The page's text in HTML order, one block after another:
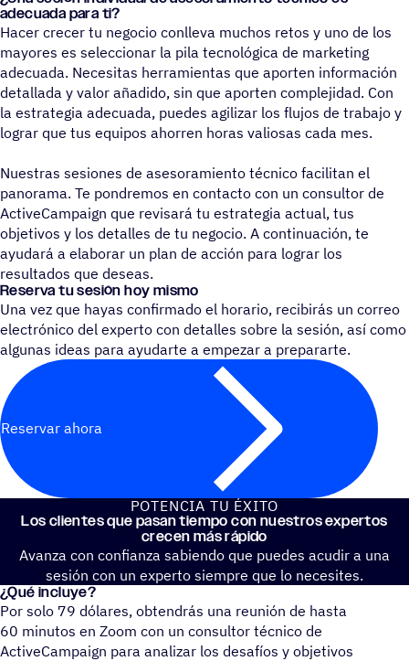
adecuada para ti?
Hacer crecer tu negocio conlleva muchos retos y uno de los
mayores es seleccionar la pila tecnológica de marketing
adecuada. Necesitas herramientas que aporten información
detallada y valor añadido, sin que aporten complejidad. Con
la estrategia adecuada, puedes agilizar los flujos de trabajo y
lograr que tus equipos ahorren horas valiosas cada mes.
Nuestras sesiones de asesoramiento técnico facilitan el
panorama. Te pondremos en contacto con un consultor de
ActiveCampaign que revisará tu estrategia actual, tus
objetivos y los detalles de tu negocio. A continuación, te
ayudará a elaborar un plan de acción para lograr los
resultados que deseas.
Reserva tu sesión hoy mismo
Una vez que hayas confirmado el horario, recibirás un correo
electrónico del experto con detalles sobre la sesión, así como
algunas ideas para ayudarte a empezar a prepararte.
Reservar ahora
POTEN­CIA TU ÉXITO
Los clien­tes que pasan tiempo con nues­tros exper­tos
crecen más rápido
Avanza con confianza sabiendo que puedes acudir a una
sesión con un experto siempre que lo necesites.
¿Qué incluye?
Por solo 79 dólares, obtendrás una reunión de hasta
60 minutos en Zoom con un consultor técnico de
ActiveCampaign para analizar los desafíos y objetivos